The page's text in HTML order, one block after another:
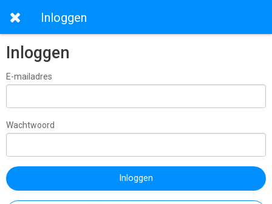
Inloggen
Inloggen
E-mailadres
Wachtwoord
Inloggen